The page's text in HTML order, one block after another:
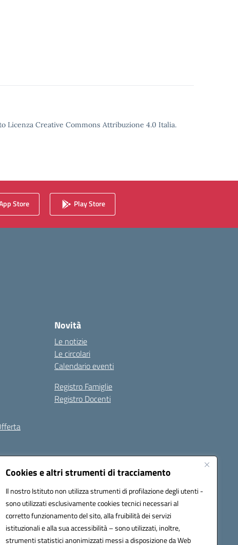
Cookies e altri strumenti di tracciamento
Il nostro Istituto non utilizza strumenti di profilazione degli utenti -
sono utilizzati esclusivamente cookies tecnici necessari al
corretto funzionamento del sito, alla fruibilità dei servizi
istituzionali e alla sua accessibilità – sono utilizzati, inoltre,
strumenti statistici anonimizzati messi a disposizione da Web
Licenza Creative Commons Attribuzione 4.0 Italia.
Store Play Store
Novità
Le notizie
Le circolari
Calendario eventi
Registro Famiglie
Registro Docenti
Note legali